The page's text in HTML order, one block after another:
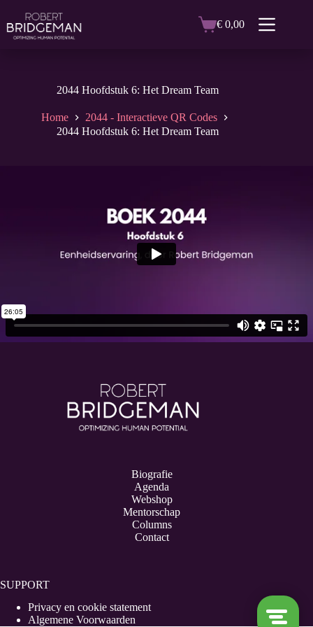
de
inhoud
Winkelwagen
€ 0,00
2044 Hoofdstuk 6: Het Dream Team
Home
2044 - Interactieve QR Codes
2044 Hoofdstuk 6: Het Dream Team
Biografie
Agenda
Webshop
Mentorschap
Columns
Contact
SUPPORT
Privacy en cookie statement
Algemene Voorwaarden